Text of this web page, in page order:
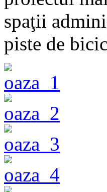
spaţii
piste de